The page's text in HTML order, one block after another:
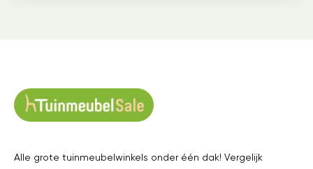
Alle grote tuinmeubelwinkels onder één dak! Vergelijk